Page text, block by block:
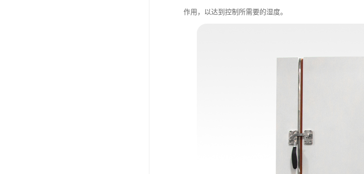
作用，以达到控制所需要的湿度。